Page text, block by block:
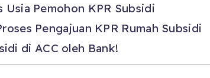
Usia Pemohon KPR Subsidi
Pengajuan KPR Rumah Subsidi
di ACC oleh Bank!